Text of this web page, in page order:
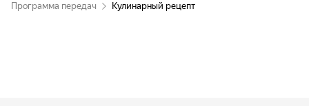
Программа передач Кулинарный рецепт